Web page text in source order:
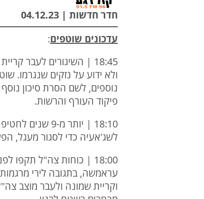
חדר חדשות | 04.12.23
עדכונים שוטפים:
ולא ידוע על נזקים שנגרמו.
נוספים, לשם הסרת סיכון
פיקוד העורף והרשות.
18:10 | יותר
לשג'אעיה כדי לסגור מעגל,
18:00 | כוחות צה"ל
עראמשה, בתגובה לירי
וקריית שמונה ולעבר מוצב